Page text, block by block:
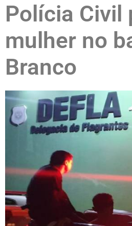
Polícia Civil
mulher no
Branco